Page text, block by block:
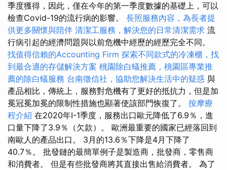
季度獲得，因此，僅在今年的第一季度數據的基礎上，可以
檢查Covid-19的流行病的影響。 長照服務內容，為長者提
供更多關懷與陪伴 清潔工服務，解決您的日常清潔需求 流
行病引起的經濟問題與以前危機中經歷的經歷完全不同。
找值得信賴的Accounting Firm 探索不同款式的冷凍櫃，找
到最合適的存儲解決方案 桃園除白蟻推薦，桃園區專業推
薦的除白蟻服務 台南徵信社，協助您解決生活中的疑惑 與
產品相比，傳統上，服務對危機有了更好的抵抗力，但是加
冕冠冕加冕的限制性措施也顯著使該部門恢復了。 按摩療
程介紹 在2020年I-1季度，服務出口歐元降低了6.9％，進
口量下降了3.9％（欠款）。 歐洲最重要的國家已經落回到
南歐人的產品出口。 3月的13.6％下降是4月下降了
40.7％。 批發鏈的最簡單例子是製造商，批發商，零售商
和消費者。 但是有些批發商將其直接出售給消費者。 為了